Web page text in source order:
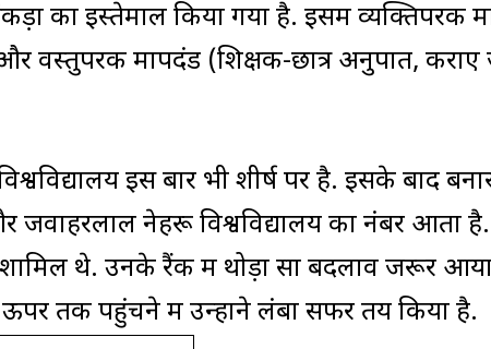
का इस्तेमाल किया गया है. इसमें
और वस्तुपरक मापदंड (शिक्षक-छात्र अनुपात,
इस बार भी शीर्ष पर है. इसके बाद
जवाहरलाल नेहरू विश्वविद्यालय का नंबर आता है.
शामिल थे. उनके रैंक में थोड़ा सा बदलाव जरूर
ऊपर तक पहुंचने में उन्होंने लंबा सफर तय किया है.